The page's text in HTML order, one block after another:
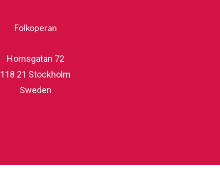
Folkoperan
Hornsgatan 72
118 21 Stockholm
Sweden